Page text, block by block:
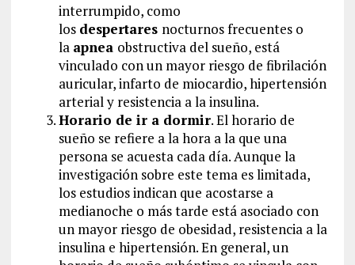
interrumpido, como
los despertares nocturnos frecuentes o
la apnea obstructiva del sueño, está
vinculado con un mayor riesgo de fibrilación
auricular, infarto de miocardio, hipertensión
arterial y resistencia a la insulina.
Horario de ir a dormir. El horario de
sueño se refiere a la hora a la que una
persona se acuesta cada día. Aunque la
investigación sobre este tema es limitada,
los estudios indican que acostarse a
medianoche o más tarde está asociado con
un mayor riesgo de obesidad, resistencia a la
insulina e hipertensión. En general, un